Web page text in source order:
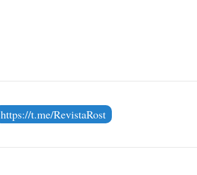
https://t.me/RevistaRost